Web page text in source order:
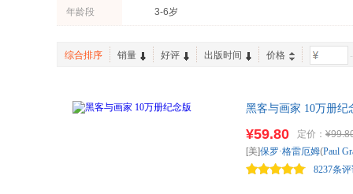
年龄段 3-6岁
综合排序 销量 好评 出版时间 价格 -
黑客与画家 10万册纪
¥59.80 定价：
8237条
[美]保罗·格雷厄姆(Paul